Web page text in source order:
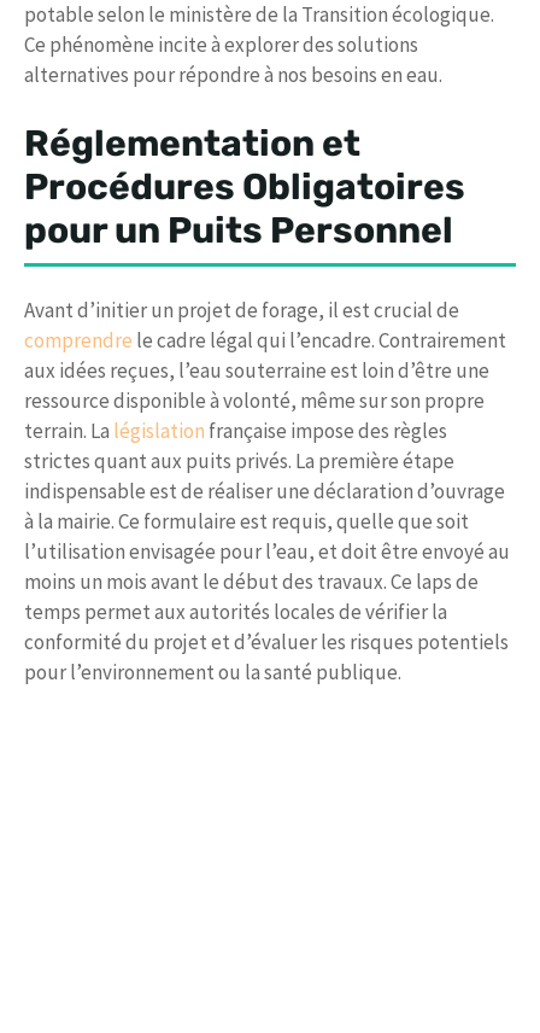
potable selon le ministère de la Transition écologique.
Ce phénomène incite à explorer des solutions
alternatives pour répondre à nos besoins en eau.
Réglementation et
Procédures Obligatoires
pour un Puits Personnel
Avant d’initier un projet de forage, il est crucial de
comprendre le cadre légal qui l’encadre. Contrairement
aux idées reçues, l’eau souterraine est loin d’être une
ressource disponible à volonté, même sur son propre
terrain. La législation française impose des règles
strictes quant aux puits privés. La première étape
indispensable est de réaliser une déclaration d’ouvrage
à la mairie. Ce formulaire est requis, quelle que soit
l’utilisation envisagée pour l’eau, et doit être envoyé au
moins un mois avant le début des travaux. Ce laps de
temps permet aux autorités locales de vérifier la
conformité du projet et d’évaluer les risques potentiels
pour l’environnement ou la santé publique.